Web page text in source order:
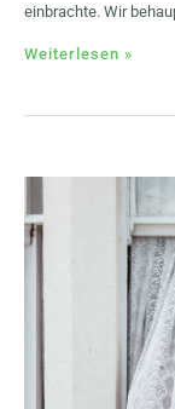
einbrachte. Wir
Weiterlesen »